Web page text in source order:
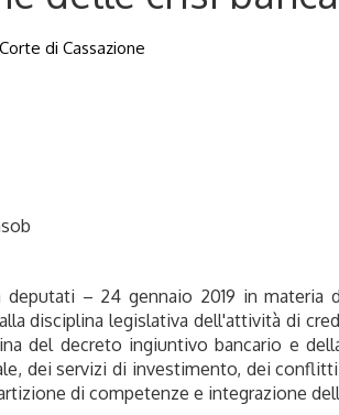
di Cassazione
– 24 gennaio 2019 in materia
disciplina legislativa dell'attività di
del decreto ingiuntivo bancario e
dei servizi di investimento, dei
di competenze e integrazione